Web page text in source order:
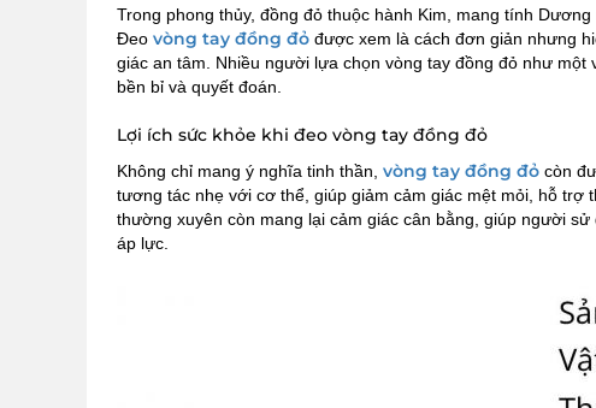
Trong phong thủy, đồng đỏ thuộc hành Kim, mang tính
Đeo vòng tay đồng đỏ được xem là cách đơn giản nhưng
giác an tâm. Nhiều người lựa chọn vòng tay đồng đỏ như
bền bỉ và quyết đoán.
Lợi ích sức khỏe khi đeo vòng tay đồng đỏ
Không chỉ mang ý nghĩa tinh thần, vòng tay đồng đỏ còn
tương tác nhẹ với cơ thể, giúp giảm cảm giác mệt mỏi, hỗ trợ
thường xuyên còn mang lại cảm giác cân bằng, giúp người
áp lực.